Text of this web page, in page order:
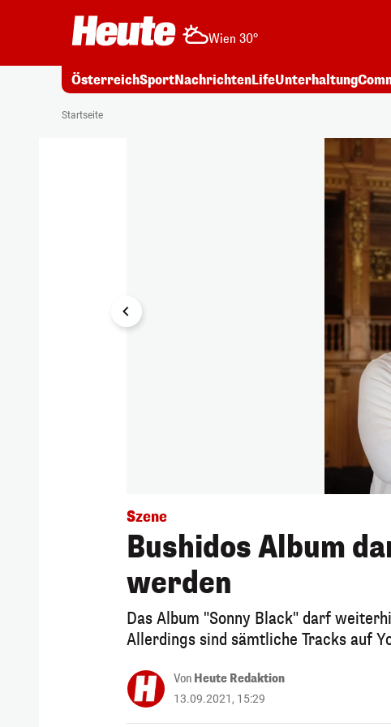
Wien 30°
ÖsterreichSportNachrichtenLifeUnterhaltung
Startseite
Szene
Bushidos Album
werden
Das Album "Sonny Black" darf
Allerdings sind sämtliche Tracks auf
Von Heute Redaktion
13.09.2021, 15:29